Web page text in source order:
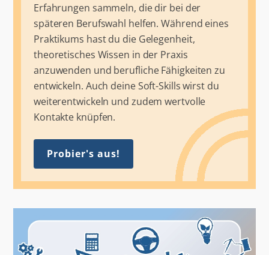
Erfahrungen sammeln, die dir bei der
späteren Berufswahl helfen. Während eines
Praktikums hast du die Gelegenheit,
theoretisches Wissen in der Praxis
anzuwenden und berufliche Fähigkeiten zu
entwickeln. Auch deine Soft-Skills wirst du
weiterentwickeln und zudem wertvolle
Kontakte knüpfen.
Probier's aus!